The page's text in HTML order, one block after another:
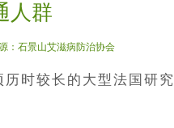
人群
：石景山艾滋病防治协会
时较长的大型法国研